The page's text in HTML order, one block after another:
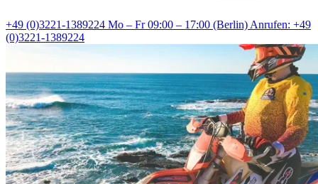
+49 (0)3221-1389224 Mo – Fr 09:00 – 17:00 (Berlin)Anrufen: +49
(0)3221-1389224